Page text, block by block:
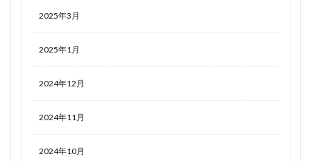
2025年3月
2025年1月
2024年12月
2024年11月
2024年10月